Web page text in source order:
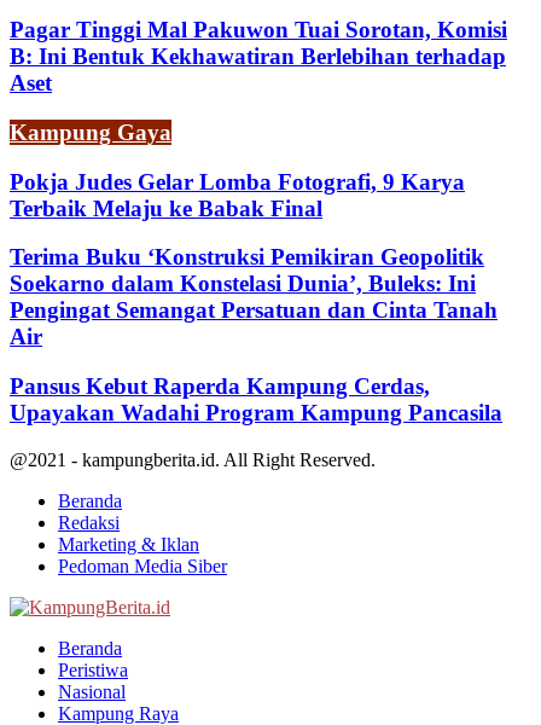
Pagar Tinggi Mal Pakuwon Tuai Sorotan, Komisi
B: Ini Bentuk Kekhawatiran Berlebihan terhadap
Aset
Kampung Gaya
Pokja Judes Gelar Lomba Fotografi, 9 Karya
Terbaik Melaju ke Babak Final
Terima Buku ‘Konstruksi Pemikiran Geopolitik
Soekarno dalam Konstelasi Dunia’, Buleks: Ini
Pengingat Semangat Persatuan dan Cinta Tanah
Air
Pansus Kebut Raperda Kampung Cerdas,
Upayakan Wadahi Program Kampung Pancasila
@2021 - kampungberita.id. All Right Reserved.
Beranda
Redaksi
Marketing & Iklan
Pedoman Media Siber
Beranda
Peristiwa
Nasional
Kampung Raya